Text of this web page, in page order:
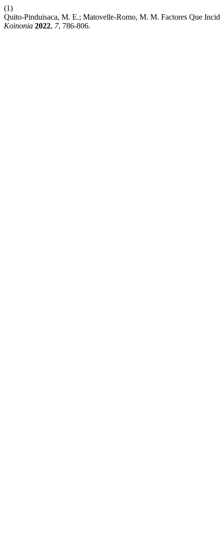
(1)
Quito-Pinduisaca, M. E.; Matovelle-Romo, M. M. Factores Que
Koinonia 2022, 7, 786-806.